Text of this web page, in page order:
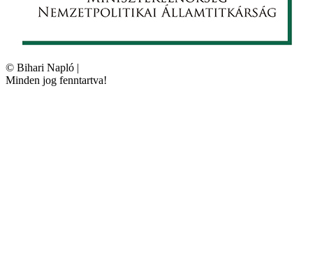
© Bihari Napló |
Minden jog fenntartva!